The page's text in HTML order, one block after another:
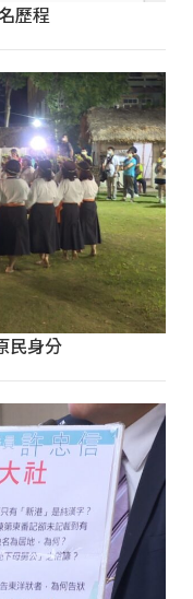
歷程
民身分